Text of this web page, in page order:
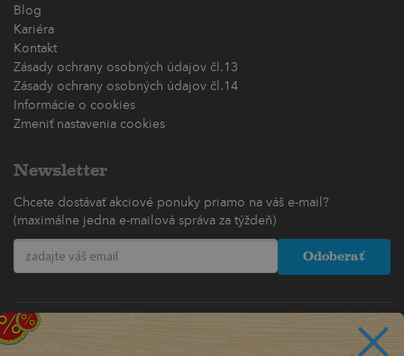
Blog
Kariéra
Kontakt
Zásady ochrany osobných údajov čl.13
Zásady ochrany osobných údajov čl.14
Informácie o cookies
Zmeniť nastavenia cookies
Newsletter
Chcete dostávať akciové ponuky priamo na váš e-mail?
(maximálne jedna e-mailová správa za týždeň)
Odoberať